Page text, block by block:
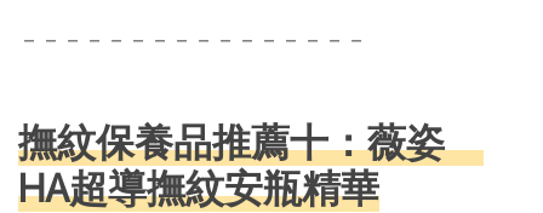
－－－－－－－－－－－－－－－－
撫紋保養品推薦十：薇姿
HA超導撫紋安瓶精華